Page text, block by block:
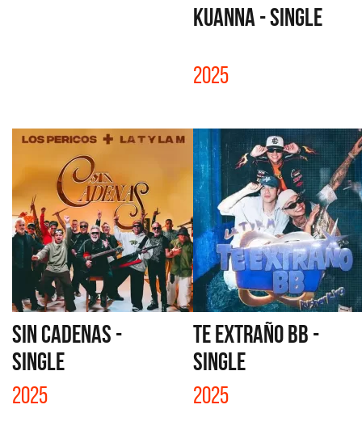
KUANNA - SINGLE
2025
SIN CADENAS -
SINGLE
2025
TE EXTRAÑO BB -
SINGLE
2025